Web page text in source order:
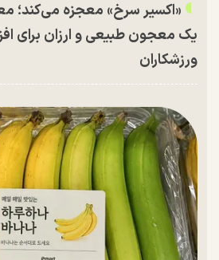
«اکسیر سرخ» معجزه می‌کند؛
یک معجون طبیعی و ارزان برای
ورزشکاران